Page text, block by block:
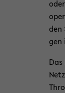
den
gen